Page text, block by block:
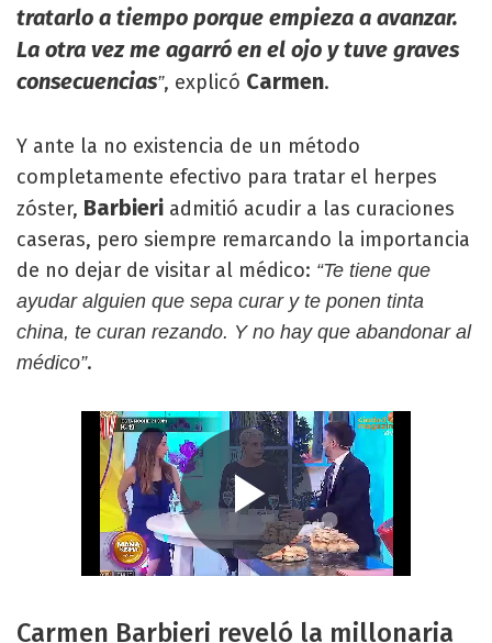
tratarlo a tiempo porque empieza a avanzar.
La otra vez me agarró en el ojo y tuve graves
consecuencias”, explicó Carmen.
Y ante la no existencia de un método
completamente efectivo para tratar el herpes
zóster, Barbieri admitió acudir a las curaciones
caseras, pero siempre remarcando la importancia
de no dejar de visitar al médico: “Te tiene que
ayudar alguien que sepa curar y te ponen tinta
china, te curan rezando. Y no hay que abandonar al
médico”.
Carmen Barbieri reveló la millonaria